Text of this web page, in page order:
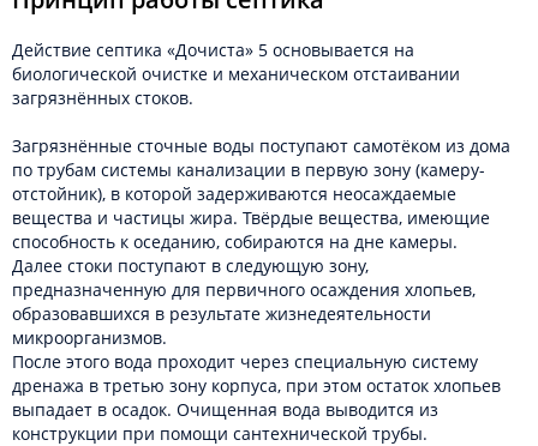
Действие септика «Дочиста» 5 основывается на
биологической очистке и механическом отстаивании
загрязнённых стоков.
Загрязнённые сточные воды поступают самотёком из дома
по трубам системы канализации в первую зону (камеру-
отстойник), в которой задерживаются неосаждаемые
вещества и частицы жира. Твёрдые вещества, имеющие
способность к оседанию, собираются на дне камеры.
Далее стоки поступают в следующую зону,
предназначенную для первичного осаждения хлопьев,
образовавшихся в результате жизнедеятельности
микроорганизмов.
После этого вода проходит через специальную систему
дренажа в третью зону корпуса, при этом остаток хлопьев
выпадает в осадок. Очищенная вода выводится из
конструкции при помощи сантехнической трубы.